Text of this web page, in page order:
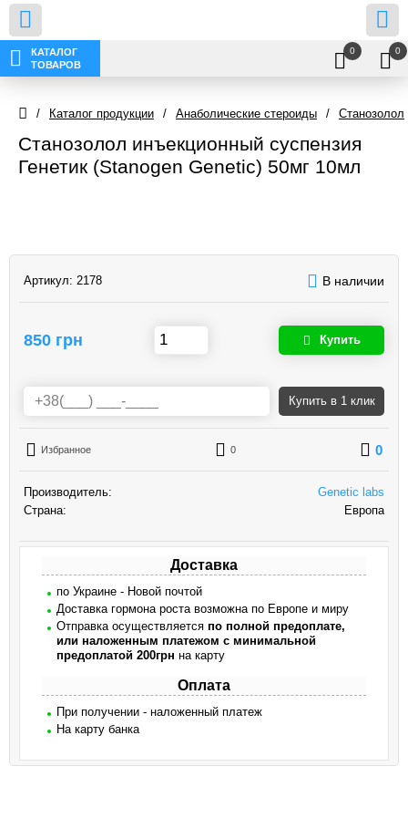
КАТАЛОГ
ТОВАРОВ
0 0
/ Каталог продукции / Анаболические стероиды / Станозолол
Станозолол инъекционный суспензия
Генетик (Stanogen Genetic) 50мг 10мл
Артикул: 2178 В наличии
850 грн Купить
Купить в 1 клик
Избранное 0 0
Производитель:
Genetic labs
Страна:
Европа
Доставка
по Украине - Новой почтой
Доставка гормона роста возможна по Европе и миру
Отправка осуществляется по полной предоплате,
или наложенным платежом с минимальной
предоплатой 200грн на карту
Оплата
При получении - наложенный платеж
На карту банка